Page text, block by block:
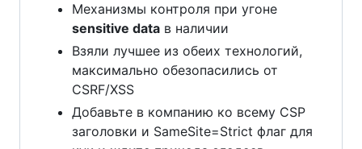
Механизмы контроля при угоне
sensitive data в наличии
Взяли лучшее из обеих технологий,
максимально обезопасились от
CSRF/XSS
Добавьте в компанию ко всему CSP
заголовки и SameSite=Strict флаг для